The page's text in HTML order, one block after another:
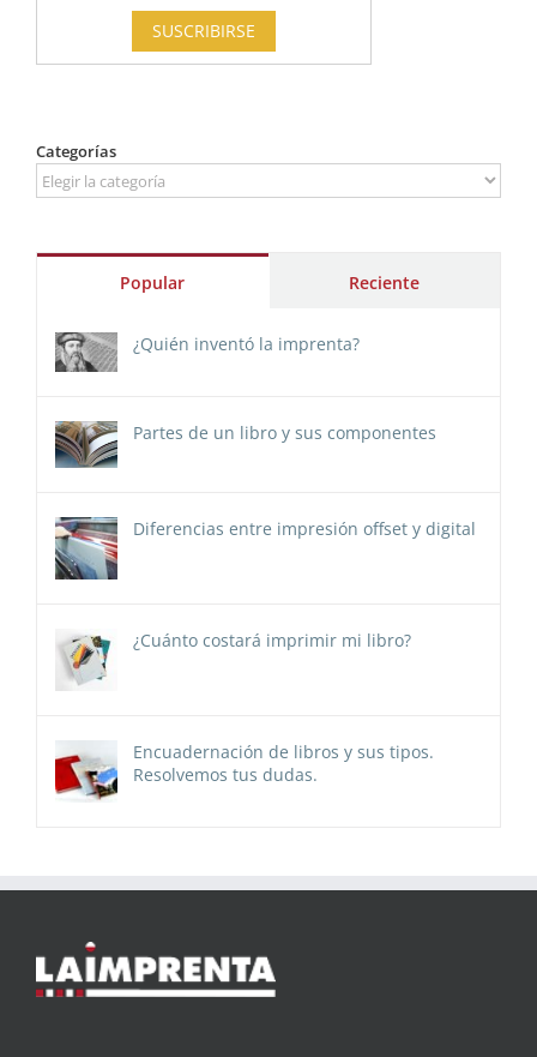
Categorías
Categorías
Popular Reciente
¿Quién inventó la imprenta?
Partes de un libro y sus componentes
Diferencias entre impresión offset y digital
¿Cuánto costará imprimir mi libro?
Encuadernación de libros y sus tipos.
Resolvemos tus dudas.